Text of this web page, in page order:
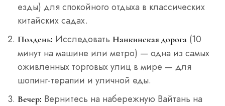
езды) для спокойного отдыха в классических
китайских садах.
Полдень: Исследовать Нанкинская дорога(10
минут на машине или метро) — одна из самых
оживленных торговых улиц в мире — для
шопинг-терапии и уличной еды.
Вечер: Вернитесь на набережную Вайтань на